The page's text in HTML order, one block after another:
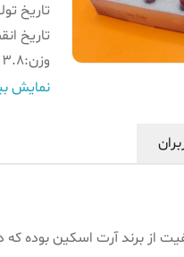
تاریخ
تاریخ
وزن:3.8 گرم
نوع رنگ: نمایش
از برند آرت اسکین بوده که